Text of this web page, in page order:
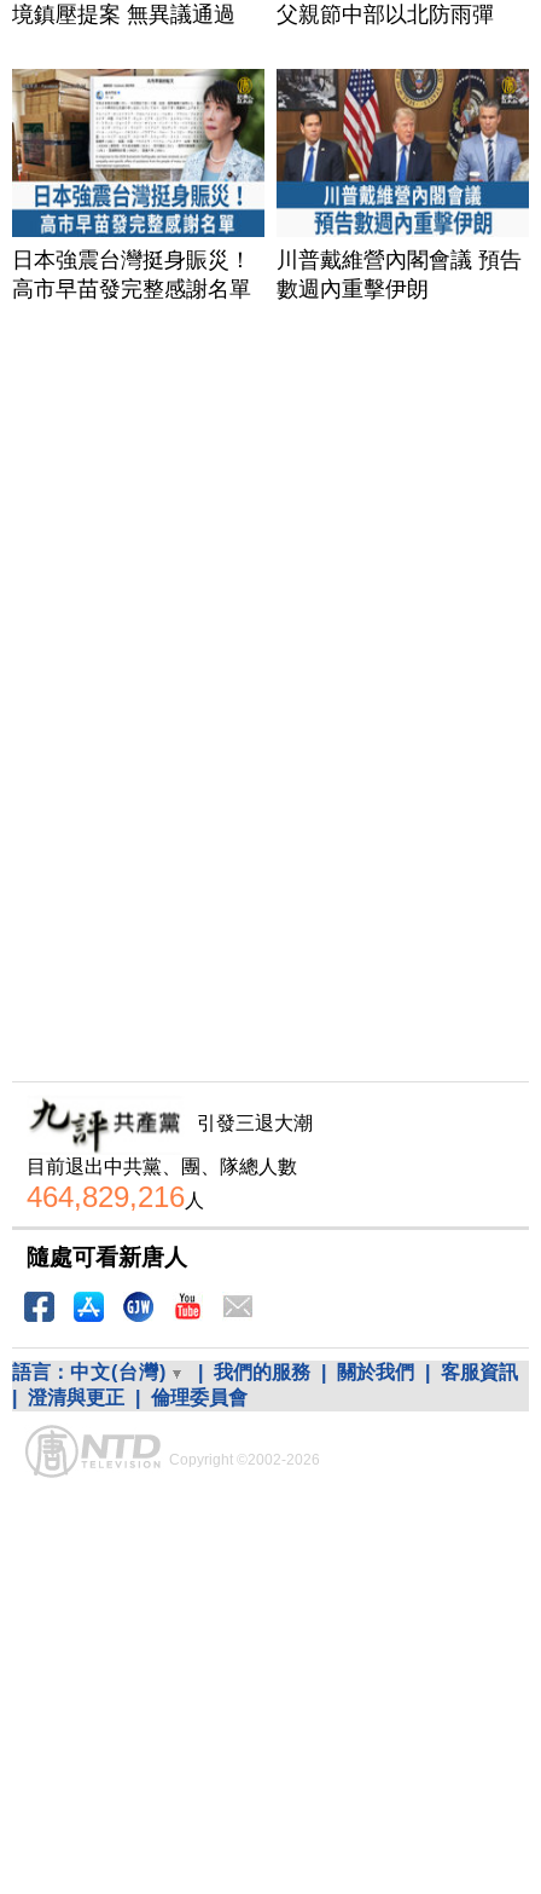
境鎮壓提案 無異議通過
父親節中部以北防雨彈
日本強震台灣挺身賑災！
高市早苗發完整感謝名單
川普戴維營內閣會議 預告
數週內重擊伊朗
引發三退大潮
目前退出中共黨、團、隊總人數
464,829,216人
隨處可看新唐人
語言： 中文(台灣) 我們的服務 關於我們
客服資訊
澄清與更正 倫理委員會
Copyright ©2002-2026